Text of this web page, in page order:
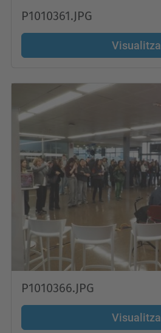
P1010361.JPG
Visualitza
P1010366.JPG
Visualitza